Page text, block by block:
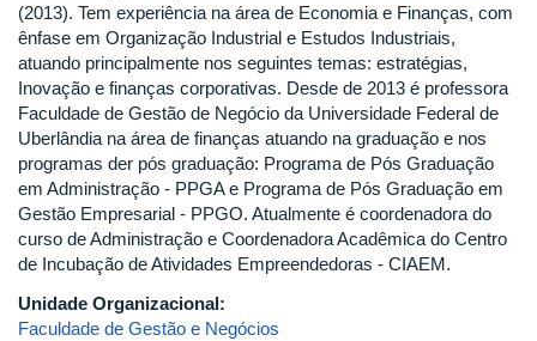
(2013). Tem experiência na área de Economia e Finanças, com
ênfase em Organização Industrial e Estudos Industriais,
atuando principalmente nos seguintes temas: estratégias,
Inovação e finanças corporativas. Desde de 2013 é professora
Faculdade de Gestão de Negócio da Universidade Federal de
Uberlândia na área de finanças atuando na graduação e nos
programas der pós graduação: Programa de Pós Graduação
em Administração - PPGA e Programa de Pós Graduação em
Gestão Empresarial - PPGO. Atualmente é coordenadora do
curso de Administração e Coordenadora Acadêmica do Centro
de Incubação de Atividades Empreendedoras - CIAEM.
Unidade Organizacional:
Faculdade de Gestão e Negócios